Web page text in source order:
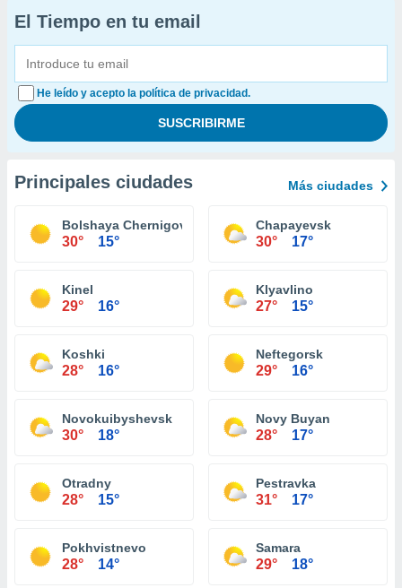
El Tiempo en tu email
He leído y acepto la política de privacidad.
Principales ciudades Más ciudades
Bolshaya Chernigovka
30° 15°
Chapayevsk
30° 17°
Kinel
29° 16°
Klyavlino
27° 15°
Koshki
28° 16°
Neftegorsk
29° 16°
Novokuibyshevsk
30° 18°
Novy Buyan
28° 17°
Otradny
28° 15°
Pestravka
31° 17°
Pokhvistnevo
28° 14°
Samara
29° 18°